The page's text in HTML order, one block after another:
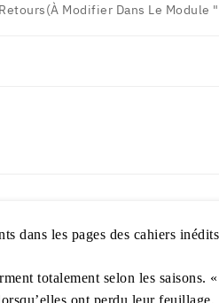
(à Modifier Dans Le Module
dans les pages des cahiers
totalement selon les saisons.
ont perdu leur